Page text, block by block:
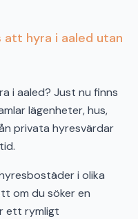
att hyra i aaled utan
i aaled? Just nu finns
lägenheter, hus,
privata hyresvärdar
i olika
om du söker en
ett rymligt